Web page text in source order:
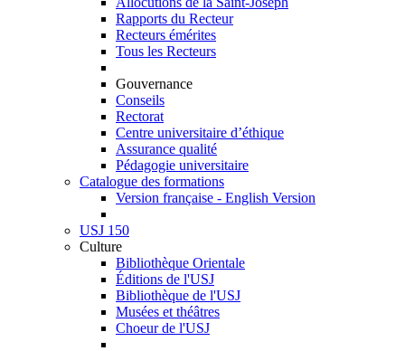
Rapports du Recteur
Recteurs émérites
Tous les Recteurs
Gouvernance
Conseils
Rectorat
Centre universitaire d’éthique
Assurance qualité
Pédagogie universitaire
Catalogue des formations
Version française - English Version
USJ 150
Culture
Bibliothèque Orientale
Éditions de l'USJ
Bibliothèque de l'USJ
Musées et théâtres
Choeur de l'USJ